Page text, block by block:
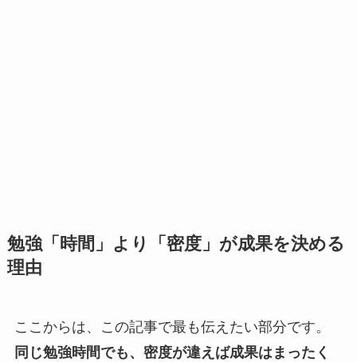
勉強「時間」より「密度」が成果を決める
理由
ここからは、この記事で最も伝えたい部分です。
同じ勉強時間でも、密度が違えば成果はまったく